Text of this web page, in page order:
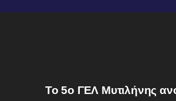
Το 5ο ΓΕΛ Μυτιλήνης